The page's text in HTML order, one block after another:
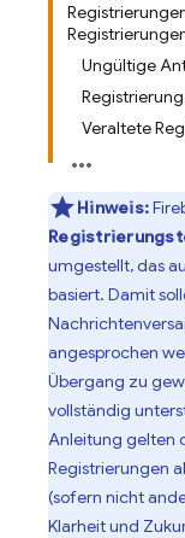
Ungültige
Veraltete
Hinweis:
umgestellt, das
basiert. Damit
angesprochen
Übergang zu
vollständig
Anleitung gelten
Registrierungen
(sofern nicht
Klarheit und